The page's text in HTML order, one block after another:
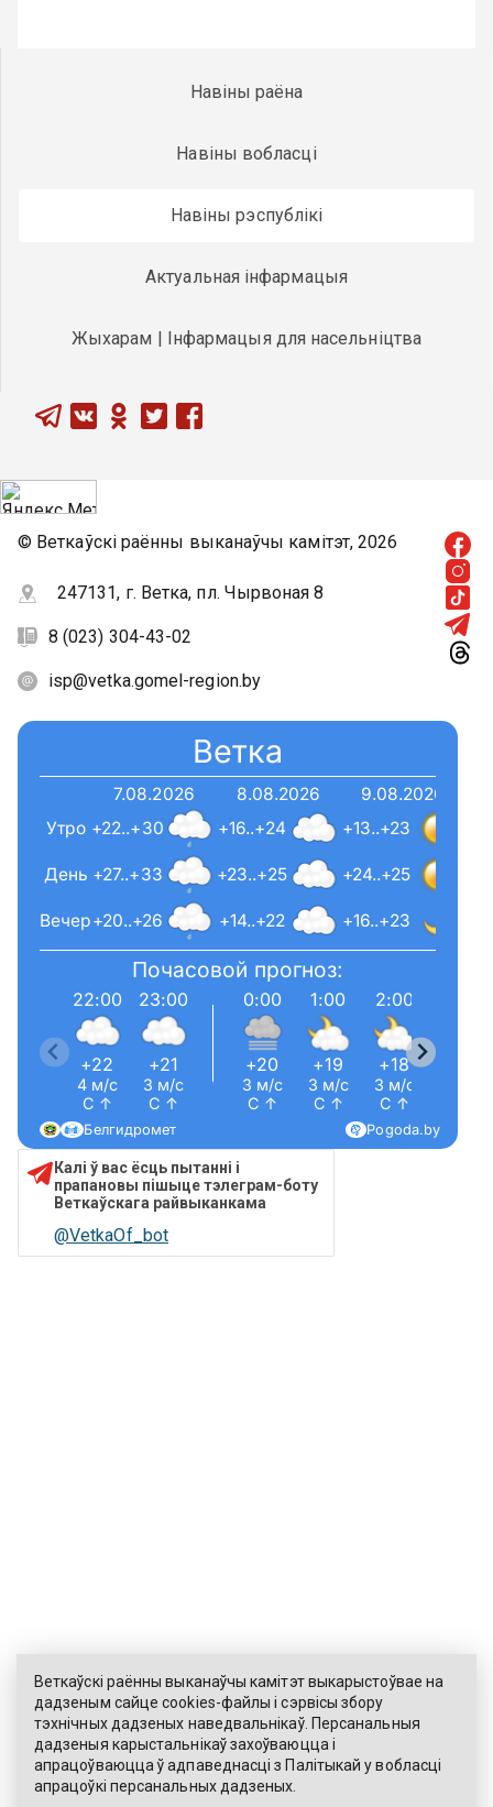
Навіны раёна
Навіны вобласці
Навіны рэспублікі
Актуальная інфармацыя
Жыхарам | Інфармацыя для насельніцтва
© Веткаўскі раённы выканаўчы камітэт, 2026
247131, г. Ветка, пл. Чырвоная 8
8 (023) 304-43-02
isp@vetka.gomel-region.by
ЭЛЕКТРОННЫ ЗВАРОТ
КАРТА САЙТА
Ветка
7.08.2026
+22..+30
+27..+33
+20..+26
8.08.2026
+16..+24
+23..+25
+14..+22
9.08.2026
+13..+23
+24..+25
+16..+23
Вечер
День
Утро
Почасовой прогноз:
22:00
+22
4 м/с
С ↑
23:00
+21
3 м/с
С ↑
0:00
+20
3 м/с
С ↑
1:00
+19
3 м/с
С ↑
2:00
+18
3 м/с
С ↑
Pogoda.by
Белгидромет
Калі ў вас ёсць пытанні і
прапановы пішыце тэлеграм-боту
Веткаўскага райвыканкама
@VetkaOf_bot
Веткаўскі раённы выканаўчы камітэт выкарыстоўвае на
дадзеным сайце cookies-файлы і сэрвісы збору
тэхнічных дадзеных наведвальнікаў. Персанальныя
дадзеныя карыстальнікаў захоўваюцца і
апрацоўваюцца ў адпаведнасці з Палітыкай у вобласці
апрацоўкі персанальных дадзеных.